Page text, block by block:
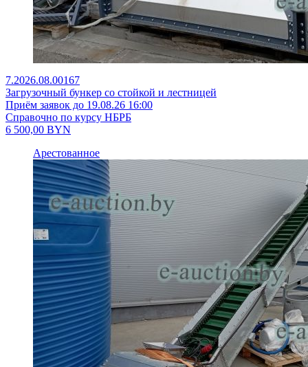
7.2026.08.00167
Загрузочный бункер со стойкой и лестницей
Приём заявок до 19.08.26 16:00
Справочно по курсу НБРБ
6 500,00 BYN
Арестованное